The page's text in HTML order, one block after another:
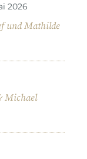
2026
und Mathilde
Michael